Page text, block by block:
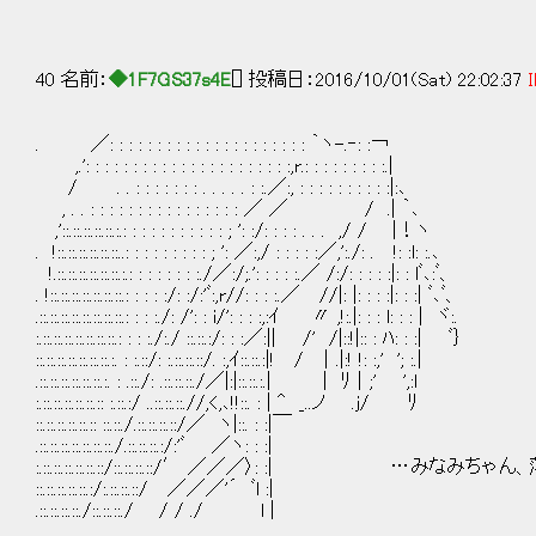
40 名前： ◆1F7GS37s4E [] 投稿日：2016/10/01(Sat) 22:02:37
. ／: : : : : : : : : : : : : : : : : : : : : ｀ヽ-.‐: :￢
,.': : : : : : : : : : : : : : : : : : : : : :,r.: : : : : : : : :.|
/ . . : : : : : : : . . . . . : :.／:, : : : : : : : : : :|:､
, . . : : : : : : : : : : : : : : : : ／ ／ / .| ｀､
,'::.::.::.::.::.:.: : : : : : : : : : : ; ': :/: : : : . . . ,/ / |！ヽ
. !::.::.::.::.::.::..: : : : : : : : : ; ': ／:,/ : : : : :／,':./: . !: :l: :.､
!.::.::.::.::.::.::.:.: : : : : : : :./／:/;.': : : : :.／ /:/: : : : :|: : lﾞ､:ﾞ、
. !::.::.::.::.::.::.::.: : : : :/: :/:'ﾞ:,r//: : : :.／ //|: |: : : :|: : :| ﾞ､ﾞ、
.::.::.::.::.::.::.::.::.: : : :./: /': : i/': : : :,:ｲ 〃 ,!:.|: : : l: : : | ヾ:.
:.::.::.::.::.::.::.::.: : : :./:./ ::.::.:/: : :／:|| /' /|::!|:: : ﾊ: : :| ﾞ｝
::.::.::.::.::.::.::.:. : :.::/: :.::.::.::/. :,ｲ::.::.:|! / ｜.|:! !: :,' '; :.|
.::.::.::.::.::.::.:. : .::./: .::.::.::./／|:|::.::.:.| | ﾘ｜;' ',:l
:.::.::.::.::.::.:: :.::.:/ ..::.::.::.//,<,､!!::. : | ^ _..ノ .j/ ﾘ
::.::.::.::.::.:: ::.::./.::.::.::.::/／ ヽ|::. : :|￣
.::.::.::.::.::.::.::./.::.::.::.:/:'ﾞ ／ヽ: : :|
:.::.::.::.::.::.::/::.::.::.::/′ ／／／〉: :| …みなみちゃん、落
::.::.::.::.::.:/:.::.::.::/ ／／／'´ ﾞl :|
.::.::.::.::./::.::.::./ / / ./ l |